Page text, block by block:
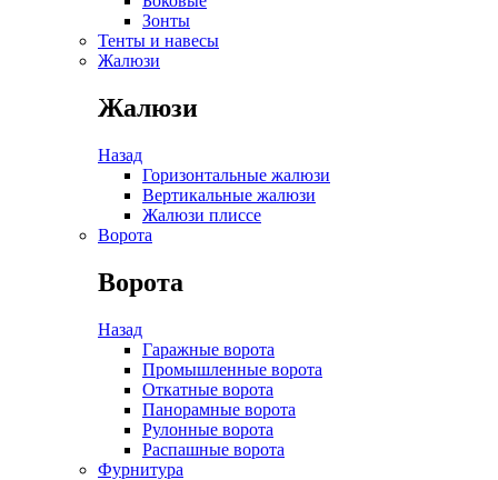
Зонты
Тенты и навесы
Жалюзи
Жалюзи
Назад
Горизонтальные жалюзи
Вертикальные жалюзи
Жалюзи плиссе
Ворота
Ворота
Назад
Гаражные ворота
Промышленные ворота
Откатные ворота
Панорамные ворота
Рулонные ворота
Распашные ворота
Фурнитура